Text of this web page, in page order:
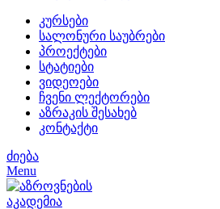
კურსები
სალონური საუბრები
პროექტები
სტატიები
ვიდეოები
ჩვენი ლექტორები
აზრაკის შესახებ
კონტაქტი
ძიება
Menu